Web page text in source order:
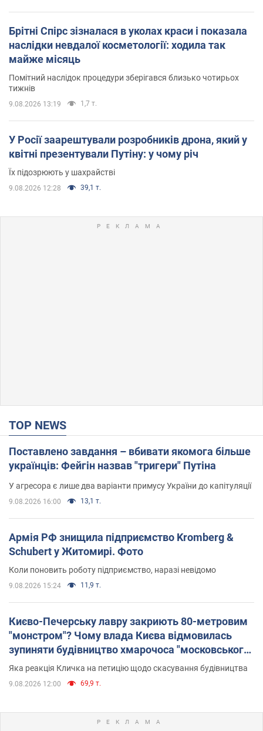
Брітні Спірс зізналася в уколах краси і показала
наслідки невдалої косметології: ходила так
майже місяць
Помітний наслідок процедури зберігався близько чотирьох
тижнів
9.08.2026 13:19 1,7 т.
У Росії заарештували розробників дрона, який у
квітні презентували Путіну: у чому річ
Їх підозрюють у шахрайстві
9.08.2026 12:28 39,1 т.
TOP NEWS
Поставлено завдання – вбивати якомога більше
українців: Фейгін назвав "тригери" Путіна
У агресора є лише два варіанти примусу України до капітуляції
9.08.2026 16:00 13,1 т.
Армія РФ знищила підприємство Kromberg &
Schubert у Житомирі. Фото
Коли поновить роботу підприємство, наразі невідомо
9.08.2026 15:24 11,9 т.
Києво-Печерську лавру закриють 80-метровим
"монстром"? Чому влада Києва відмовилась
зупиняти будівництво хмарочоса "московського
вірянина"
Яка реакція Кличка на петицію щодо скасування будівництва
9.08.2026 12:00 69,9 т.